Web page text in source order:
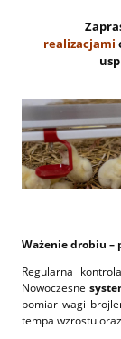
realizacjami
Ważenie drobiu –
Regularna
Nowoczesne
pomiar wagi
tempa wzrostu